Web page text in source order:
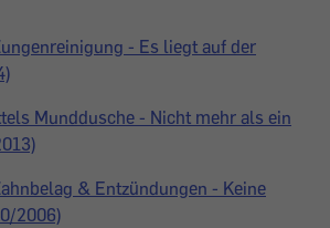
- Es liegt auf der
Munddusche - Nicht mehr als ein
& Entzündungen - Keine
2006)